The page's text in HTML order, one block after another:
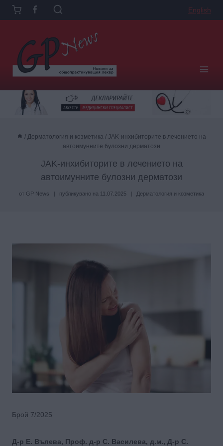
Към
съдържанието
English
/ Дерматология и козметика / JAK-инхибиторите в лечението на
автоимунните булозни дерматози
JAK-инхибиторите в лечението на
автоимунните булозни дерматози
от GP News публикувано на 11.07.2025 Дерматология и козметика
Брой 7/2025
Д-р Е. Вълева, Проф. д-р С. Василева, д.м., Д-р С.